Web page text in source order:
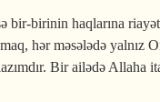
bir-birinin haqlarına
hər məsələdə yalnız
Bir ailədə Allaha